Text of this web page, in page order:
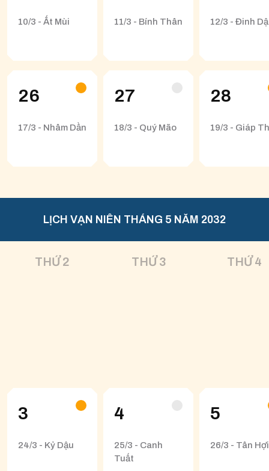
10/3 - Ất Mùi 11/3 - Bính Thân 12/3 - Đinh
26
17/3 - Nhâm Dần
27
18/3 - Quý Mão
28
19/3 - Giáp
LỊCH VẠN NIÊN THÁNG 5 NĂM 2032
THỨ 2 THỨ 3 THỨ 4
3
24/3 - Kỷ Dậu
4
25/3 - Canh
Tuất
5
26/3 - Tân Hợi